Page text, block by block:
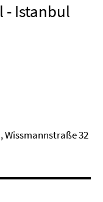
- Istanbul
Wissmannstraße 32